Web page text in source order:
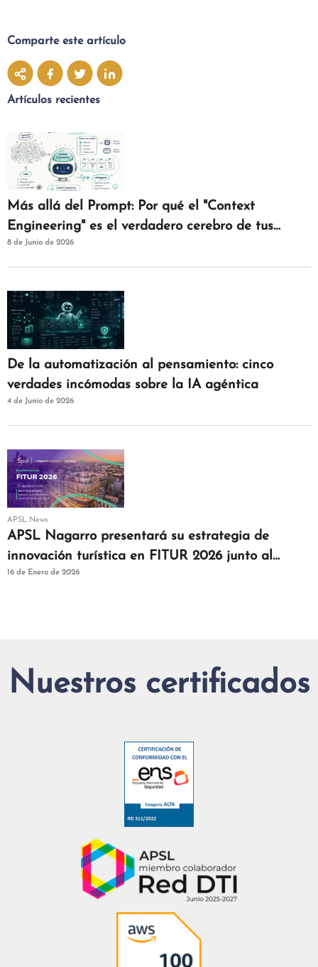
Comparte este artículo
Artículos recientes
Más allá del Prompt: Por qué el "Context
Engineering" es el verdadero cerebro de tus
agentes de IAM
8 de Junio de 2026
De la automatización al pensamiento: cinco
verdades incómodas sobre la IA agéntica
4 de Junio de 2026
APSL News
APSL Nagarro presentará su estrategia de
innovación turística en FITUR 2026 junto al
clúster Turistec
16 de Enero de 2026
Nuestros certificados